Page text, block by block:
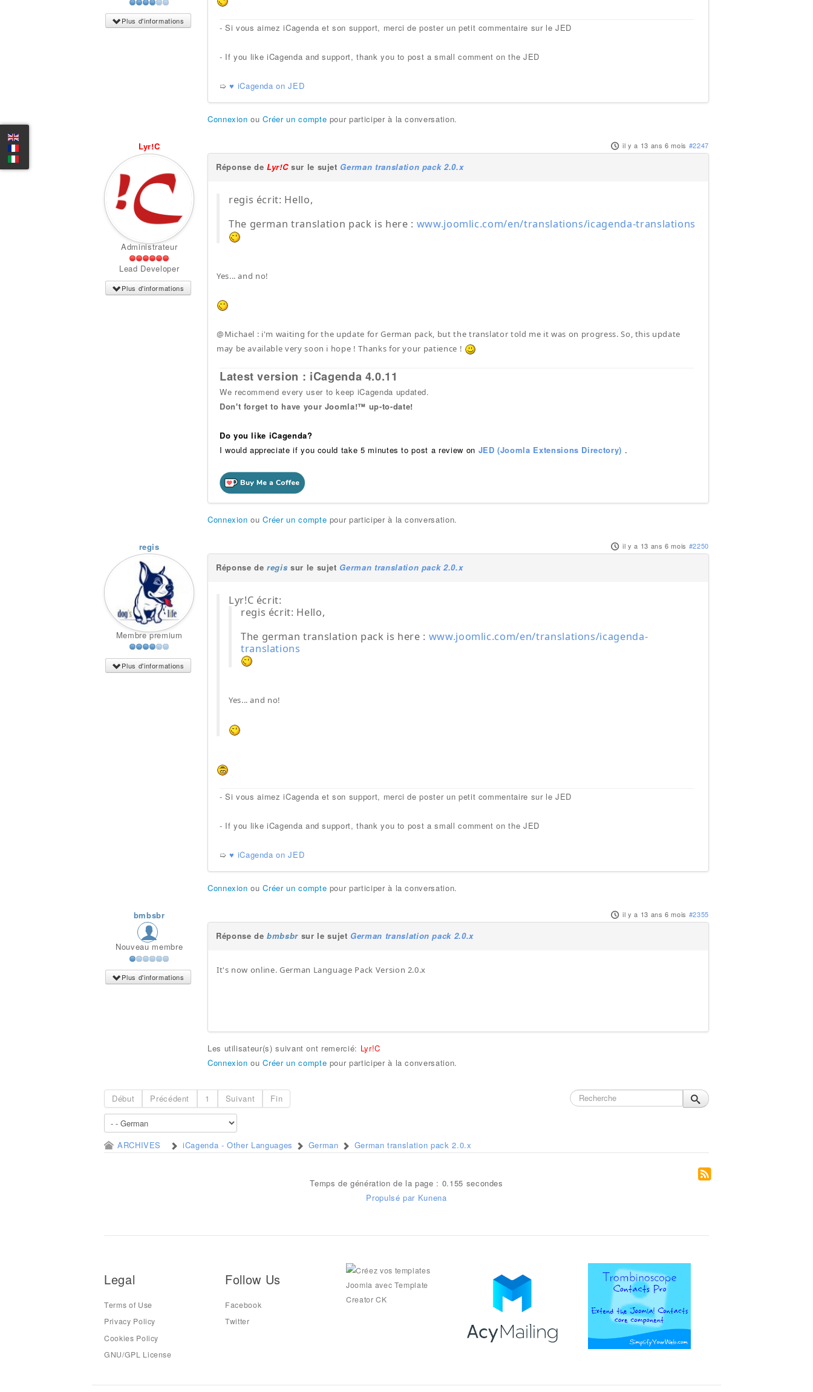
Plus d'informations
- Si vous aimez iCagenda et son support, merci de poster un petit commentaire sur le JED
- If you like iCagenda and support, thank you to post a small comment on the JED
➯♥ iCagenda on JED
Connexion ouCréer un compte pour participer à la conversation.
Lyr!C
Administrateur
Lead Developer
Plus d'informations
il y a 13 ans 6 mois #2247
Réponse deLyr!Csur le sujet German translation pack 2.0.x
regis écrit: Hello,
The german translation pack is here : www.joomlic.com/en/translations/icagenda-translations
Yes... and no!
@Michael : i'm waiting for the update for German pack, but the translator told me it was on progress. So, this update
may be available very soon i hope ! Thanks for your patience !
Latest version : iCagenda 4.0.11
We recommend every user to keep iCagenda updated.
Don't forget to have your Joomla!™ up-to-date!
Do you like iCagenda?
I would appreciate if you could take 5 minutes to post a review on JED (Joomla Extensions Directory) .
Connexion ouCréer un compte pour participer à la conversation.
regis
Membre premium
Plus d'informations
il y a 13 ans 6 mois #2250
Réponse deregis sur le sujet German translation pack 2.0.x
Lyr!C écrit:
regis écrit: Hello,
The german translation pack is here : www.joomlic.com/en/translations/icagenda-
translations
Yes... and no!
- Si vous aimez iCagenda et son support, merci de poster un petit commentaire sur le JED
- If you like iCagenda and support, thank you to post a small comment on the JED
➯♥ iCagenda on JED
Connexion ouCréer un compte pour participer à la conversation.
bmbsbr
Nouveau membre
Plus d'informations
il y a 13 ans 6 mois #2355
Réponse debmbsbr sur le sujet German translation pack 2.0.x
It's now online. German Language Pack Version 2.0.x
Les utilisateur(s) suivant ont remercié: Lyr!C
Connexion ouCréer un compte pour participer à la conversation.
Début Précédent 1 Suivant Fin
ARCHIVES iCagenda - Other Languages German German translation pack 2.0.x
Temps de génération de la page : 0.155 secondes
Propulsé par Kunena
Legal
Terms of Use
Privacy Policy
Cookies Policy
GNU/GPL License
Follow Us
Facebook
Twitter